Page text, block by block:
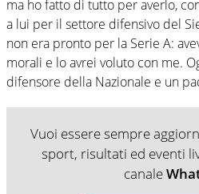
ma ho fatto di tutto per averlo,
a lui per il settore difensivo del
non era pronto per la Serie A:
morali e lo avrei voluto con me.
difensore della Nazionale e un
Vuoi essere sempre
sport, risultati ed eventi
canale